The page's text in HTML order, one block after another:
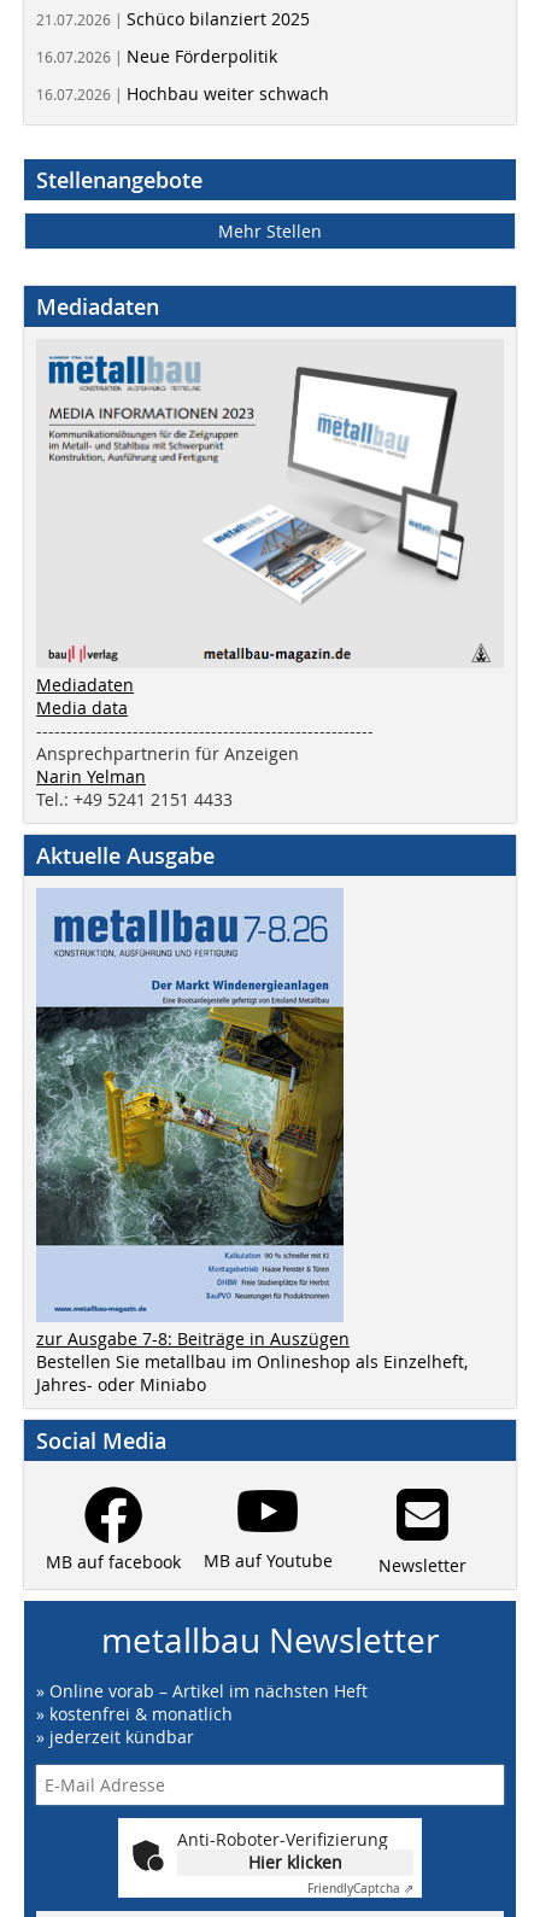
21.07.2026 | Schüco bilanziert 2025
16.07.2026 | Neue Förderpolitik
16.07.2026 | Hochbau weiter schwach
Stellenangebote
Mehr Stellen
Mediadaten
Mediadaten
Media data
--------------------------------------------------------
Ansprechpartnerin für Anzeigen
Narin Yelman
Tel.: +49 5241 2151 4433
Aktuelle Ausgabe
zur Ausgabe 7-8: Beiträge in Auszügen
Bestellen Sie metallbau im Onlineshop als Einzelheft,
Jahres- oder Miniabo
Social Media
MB auf facebook MB auf Youtube Newsletter
metallbau Newsletter
» Online vorab – Artikel im nächsten Heft
» kostenfrei & monatlich
» jederzeit kündbar
Anti-Roboter-Verifizierung
Hier klicken
FriendlyCaptcha ⇗